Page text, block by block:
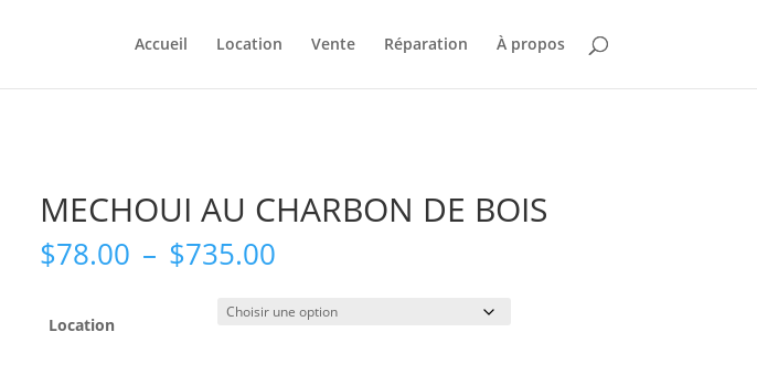
Accueil Location Vente Réparation À propos
MECHOUI AU CHARBON DE BOIS
$78.00 – $735.00Plage
prix :
$78.00
Location